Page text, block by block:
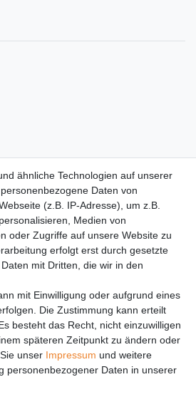
ähnliche Technologien auf unserer
Daten von
(z.B. IP-Adresse), um z.B.
Medien von
oder Zugriffe auf unsere Website zu
erfolgt erst durch gesetzte
mit Dritten, die wir in den
mit Einwilligung oder aufgrund eines
Die Zustimmung kann erteilt
besteht das Recht, nicht einzuwilligen
späteren Zeitpunkt zu ändern oder
unser Impressum und weitere
personenbezogener Daten in unserer